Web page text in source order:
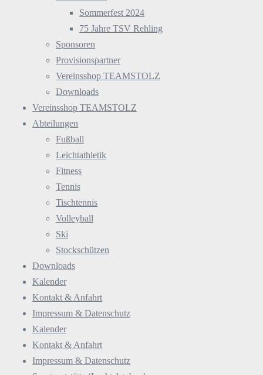
Sommerfest 2024
75 Jahre TSV Rehling
Sponsoren
Provisionspartner
Vereinsshop TEAMSTOLZ
Downloads
Vereinsshop TEAMSTOLZ
Abteilungen
Fußball
Leichtathletik
Fitness
Tennis
Tischtennis
Volleyball
Ski
Stockschützen
Downloads
Kalender
Kontakt & Anfahrt
Impressum & Datenschutz
Kalender
Kontakt & Anfahrt
Impressum & Datenschutz